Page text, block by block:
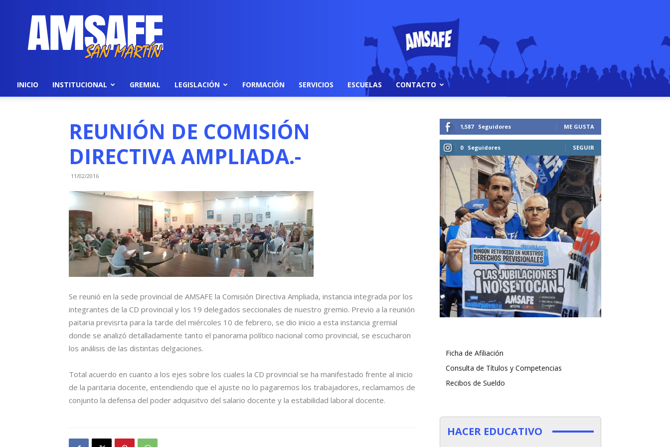
AMSAFE
INICIO INSTITUCIONAL GREMIAL LEGISLACIÓN FORMACIÓN SERVICIOS ESCUELAS CONTACTO
REUNIÓN DE COMISIÓN
DIRECTIVA AMPLIADA.-
11/02/2016
Se reunió en la sede provincial de AMSAFE la Comisión Directiva Ampliada, instancia integrada por los
integrantes de la CD provincial y los 19 delegados seccionales de nuestro gremio. Previo a la reunión
paitaria previsrta para la tarde del miércoles 10 de febrero, se dio inicio a esta instancia gremial
donde se analizó detalladamente tanto el panorama político nacional como provincial, se escucharon
los análisis de las distintas delgaciones.
Total acuerdo en cuanto a los ejes sobre los cuales la CD provincial se ha manifestado frente al inicio
de la paritaria docente, entendiendo que el ajuste no lo pagaremos los trabajadores, reclamamos de
conjunto la defensa del poder adquisitvo del salario docente y la estabilidad laboral docente.
1,587 Seguidores ME GUSTA
0 Seguidores SEGUIR
Ficha de Afiliación
Consulta de Títulos y Competencias
Recibos de Sueldo
HACER EDUCATIVO